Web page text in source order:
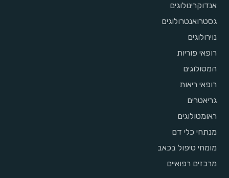
אנדוקרינולוגים
גסטרואנטרולוגים
נוירולוגים
רופאי פוריות
המטולוגים
רופאי ריאות
גריאטרים
ראומטולוגים
מנתחי כלי דם
מומחי טיפול בכאב
מרכזים רפואיים